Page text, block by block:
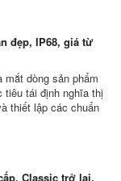
đẹp, IP68, giá từ
dòng sản phẩm
tiêu tái định nghĩa thị
thiết lập các chuẩn
Classic trở lại,